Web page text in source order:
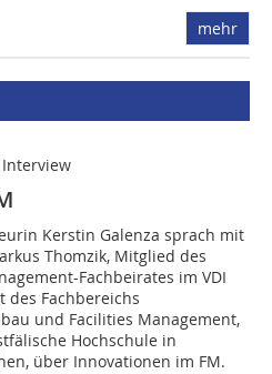
mehr
Interview
Kerstin Galenza sprach mit
Thomzik, Mitglied des
Fachbeirates im VDI
des Fachbereichs
und Facilities Management,
Hochschule in
über Innovationen im FM.